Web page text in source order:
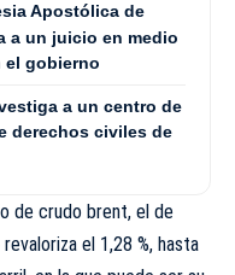
Apostólica de
a un juicio en medio
el gobierno
a un centro de
derechos civiles de
de crudo brent, el de
el 1,28 %, hasta